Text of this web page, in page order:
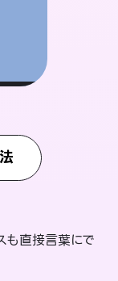
も直接言葉にで